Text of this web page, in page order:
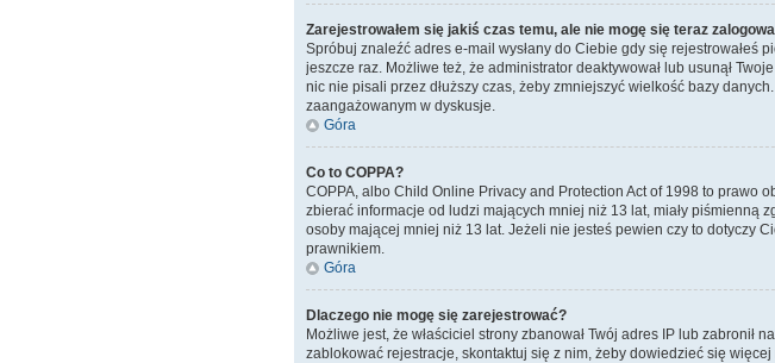
Zarejestrowałem się jakiś czas temu, ale nie mogę się teraz
Spróbuj znaleźć adres e-mail wysłany do Ciebie gdy się rejestrowałeś
jeszcze raz. Możliwe też, że administrator deaktywował lub usunął
nic nie pisali przez dłuższy czas, żeby zmniejszyć wielkość bazy
zaangażowanym w dyskusje.
Góra
Co to COPPA?
COPPA, albo Child Online Privacy and Protection Act of 1998 to prawo
zbierać informacje od ludzi mających mniej niż 13 lat, miały
osoby mającej mniej niż 13 lat. Jeżeli nie jesteś pewien czy to dotyczy
prawnikiem.
Góra
Dlaczego nie mogę się zarejestrować?
Możliwe jest, że właściciel strony zbanował Twój adres IP lub zabronił
zablokować rejestracje, skontaktuj się z nim, żeby dowiedzieć się więcej